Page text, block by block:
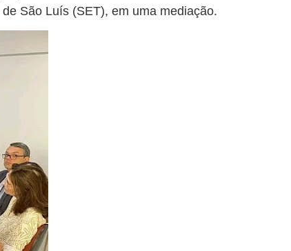
São Luís (SET), em uma mediação.